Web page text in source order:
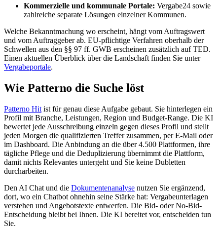
Kommerzielle und kommunale Portale: Vergabe24 sowie
zahlreiche separate Lösungen einzelner Kommunen.
Welche Bekanntmachung wo erscheint, hängt vom Auftragswert
und vom Auftraggeber ab. EU-pflichtige Verfahren oberhalb der
Schwellen aus den §§ 97 ff. GWB erscheinen zusätzlich auf TED.
Einen aktuellen Überblick über die Landschaft finden Sie unter
Vergabeportale.
Wie Patterno die Suche löst
Patterno Hit ist für genau diese Aufgabe gebaut. Sie hinterlegen ein
Profil mit Branche, Leistungen, Region und Budget-Range. Die KI
bewertet jede Ausschreibung einzeln gegen dieses Profil und stellt
jeden Morgen die qualifizierten Treffer zusammen, per E-Mail oder
im Dashboard. Die Anbindung an die über 4.500 Plattformen, ihre
tägliche Pflege und die Deduplizierung übernimmt die Plattform,
damit nichts Relevantes untergeht und Sie keine Dubletten
durcharbeiten.
Den AI Chat und die Dokumentenanalyse nutzen Sie ergänzend,
dort, wo ein Chatbot ohnehin seine Stärke hat: Vergabeunterlagen
verstehen und Angebotstexte entwerfen. Die Bid- oder No-Bid-
Entscheidung bleibt bei Ihnen. Die KI bereitet vor, entscheiden tun
Sie.